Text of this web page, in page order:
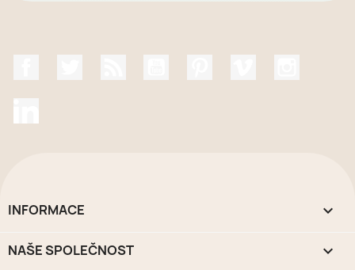
INFORMACE 
NAŠE SPOLEČNOST 